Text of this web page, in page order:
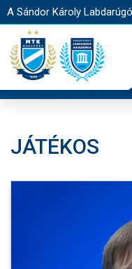
A Sándor Károly
JÁTÉKOS